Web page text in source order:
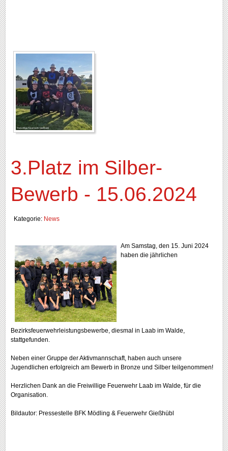
3.Platz im Silber-
Bewerb - 15.06.2024
Kategorie: News
Am Samstag, den 15. Juni 2024
haben die jährlichen
Bezirksfeuerwehrleistungsbewerbe, diesmal in Laab im Walde,
stattgefunden.
Neben einer Gruppe der Aktivmannschaft, haben auch unsere
Jugendlichen erfolgreich am Bewerb in Bronze und Silber teilgenommen!
Herzlichen Dank an die Freiwillige Feuerwehr Laab im Walde, für die
Organisation.
Bildautor: Pressestelle BFK Mödling & Feuerwehr Gießhübl